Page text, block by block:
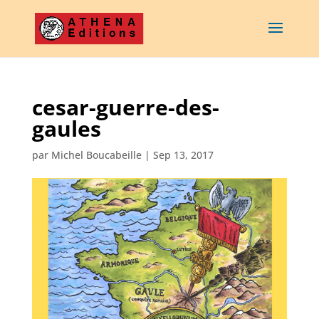
cesar-guerre-des-
gaules
par Michel Boucabeille| Sep 13, 2017